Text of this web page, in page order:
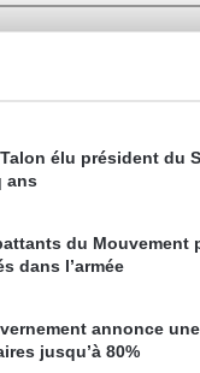
élu président du
ans
du Mouvement
dans l’armée
annonce
jusqu’à 80%